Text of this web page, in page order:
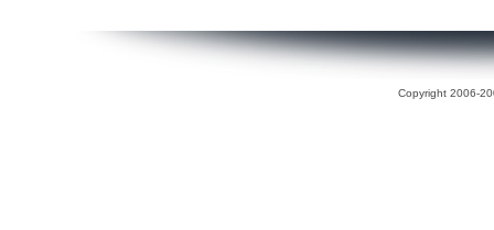
Copyright 2006-